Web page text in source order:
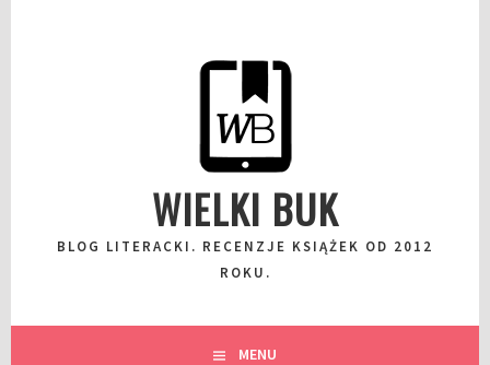
WIELKI BUK
BLOG LITERACKI. RECENZJE KSIĄŻEK OD 2012
ROKU.
MENU